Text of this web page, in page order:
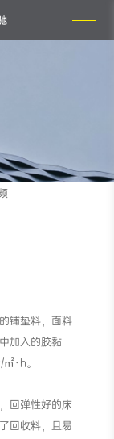
铺垫料，面料
加入的胶黏
·h。
回弹性好的床
回收料，且易